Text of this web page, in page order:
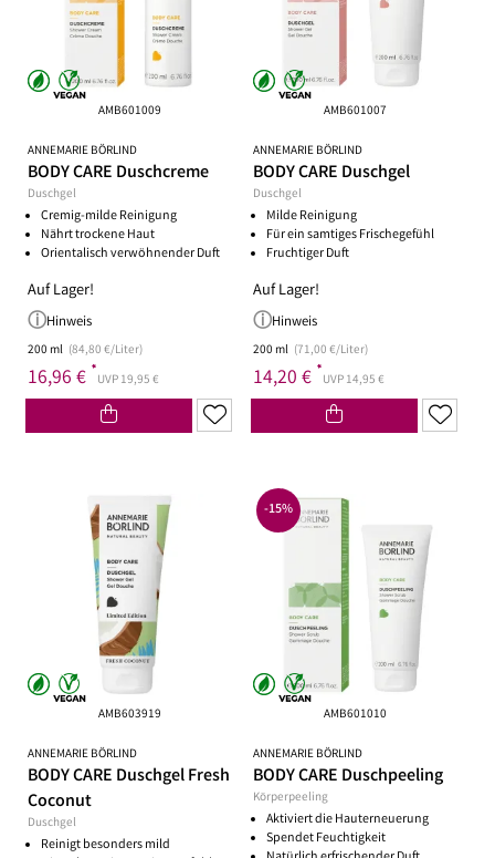
AMB601009
ANNEMARIE BÖRLIND
BODY CARE Duschcreme
Duschgel
Cremig-milde Reinigung
Nährt trockene Haut
Orientalisch verwöhnender Duft
Auf Lager!
Hinweis
200 ml (84,80 €/Liter)
16,96 € *UVP 19,95 €
AMB601007
ANNEMARIE BÖRLIND
BODY CARE Duschgel
Duschgel
Milde Reinigung
Für ein samtiges Frischegefühl
Fruchtiger Duft
Auf Lager!
Hinweis
200 ml (71,00 €/Liter)
14,20 € *UVP 14,95 €
AMB603919
ANNEMARIE BÖRLIND
BODY CARE Duschgel Fresh
Coconut
Duschgel
Reinigt besonders mild
AMB601010
ANNEMARIE BÖRLIND
BODY CARE Duschpeeling
Körperpeeling
Aktiviert die Hauterneuerung
Spendet Feuchtigkeit
-15%